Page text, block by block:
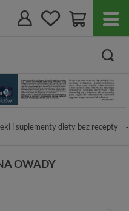
i suplementy diety bez recepty
OWADY